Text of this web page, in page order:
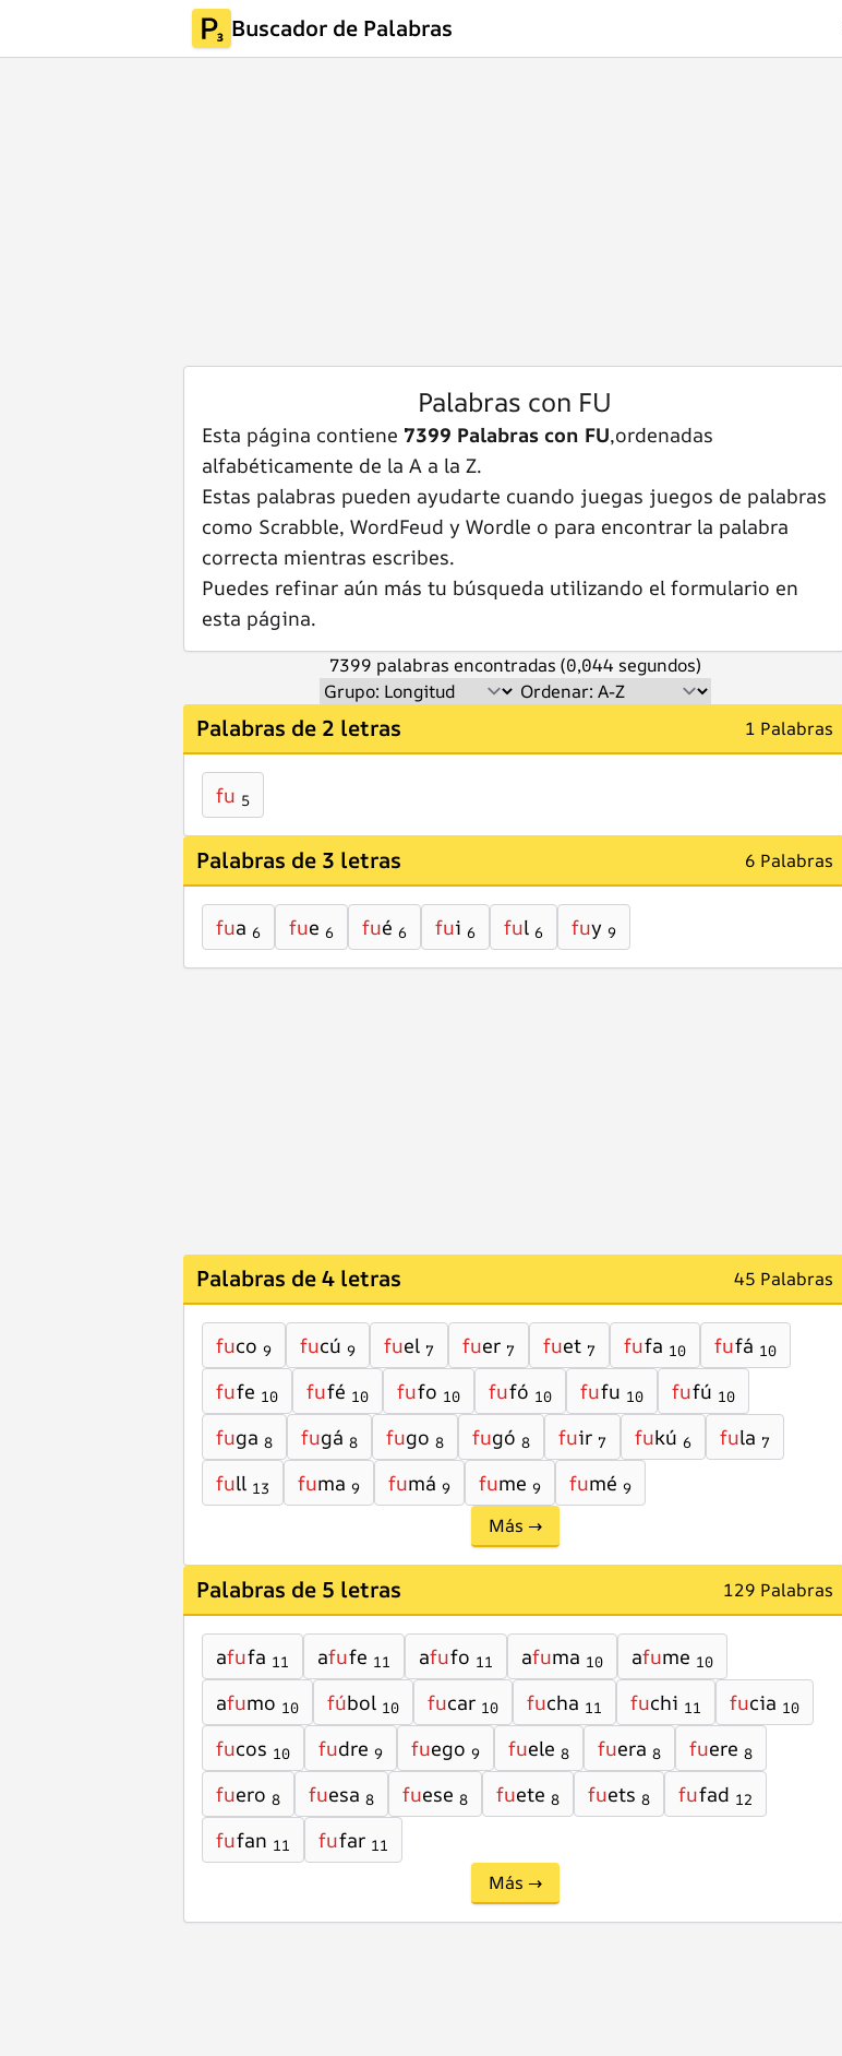
Buscador de Palabras
Palabras con FU
Esta página contiene 7399 Palabras con FU,ordenadas
alfabéticamente de la A a la Z.
Estas palabras pueden ayudarte cuando juegas juegos de palabras
como Scrabble, WordFeud y Wordle o para encontrar la palabra
correcta mientras escribes.
Puedes refinar aún más tu búsqueda utilizando el formulario en
esta página.
7399 palabras encontradas (0,044 segundos)
Palabras de 2 letras 1 Palabras
fu 5
Palabras de 3 letras 6 Palabras
fua 6 fue 6 fué 6 fui 6 ful 6 fuy 9
Palabras de 4 letras 45 Palabras
fuco 9 fucú 9 fuel 7 fuer 7 fuet 7 fufa 10 fufá 10
fufe 10 fufé 10 fufo 10 fufó 10 fufu 10 fufú 10
fuga 8 fugá 8 fugo 8 fugó 8 fuir 7 fukú 6 fula 7
full 13 fuma 9 fumá 9 fume 9 fumé 9
Más →
Palabras de 5 letras 129 Palabras
afufa 11 afufe 11 afufo 11 afuma 10 afume 10
afumo 10 fúbol 10 fucar 10 fucha 11 fuchi 11 fucia 10
fucos 10 fudre 9 fuego 9 fuele 8 fuera 8 fuere 8
fuero 8 fuesa 8 fuese 8 fuete 8 fuets 8 fufad 12
fufan 11 fufar 11
Más →